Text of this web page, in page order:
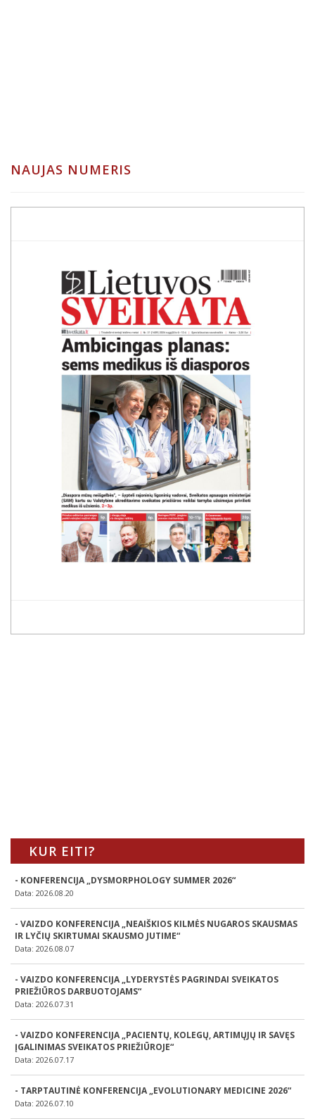
NAUJAS NUMERIS
KUR EITI?
- KONFERENCIJA „DYSMORPHOLOGY SUMMER 2026“
Data: 2026.08.20
- VAIZDO KONFERENCIJA „NEAIŠKIOS KILMĖS NUGAROS SKAUSMAS
IR LYČIŲ SKIRTUMAI SKAUSMO JUTIME“
Data: 2026.08.07
- VAIZDO KONFERENCIJA „LYDERYSTĖS PAGRINDAI SVEIKATOS
PRIEŽIŪROS DARBUOTOJAMS“
Data: 2026.07.31
- VAIZDO KONFERENCIJA „PACIENTŲ, KOLEGŲ, ARTIMŲJŲ IR SAVĘS
ĮGALINIMAS SVEIKATOS PRIEŽIŪROJE“
Data: 2026.07.17
- TARPTAUTINĖ KONFERENCIJA „EVOLUTIONARY MEDICINE 2026“
Data: 2026.07.10